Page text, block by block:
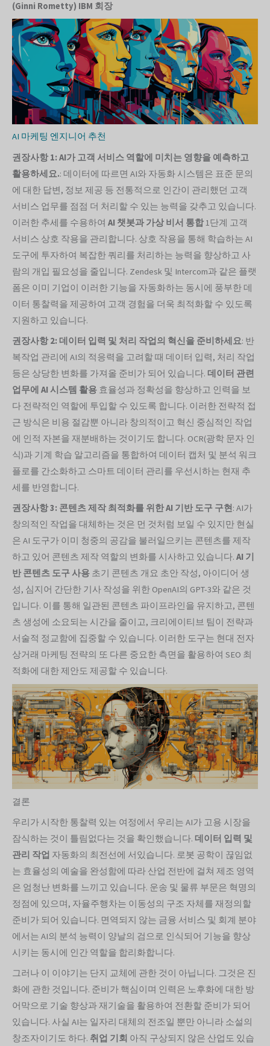
(Ginni Rometty) IBM 회장
AI 마케팅 엔지니어 추천
권장사항 1: AI가 고객 서비스 역할에 미치는 영향을 예측하고
활용하세요.: 데이터에 따르면 AI와 자동화 시스템은 표준 문의
에 대한 답변, 정보 제공 등 전통적으로 인간이 관리했던 고객
서비스 업무를 점점 더 처리할 수 있는 능력을 갖추고 있습니다.
이러한 추세를 수용하여 AI 챗봇과 가상 비서 통합1단계 고객
서비스 상호 작용을 관리합니다. 상호 작용을 통해 학습하는 AI
도구에 투자하여 복잡한 쿼리를 처리하는 능력을 향상하고 사
람의 개입 필요성을 줄입니다. Zendesk 및 Intercom과 같은 플랫
폼은 이미 기업이 이러한 기능을 자동화하는 동시에 풍부한 데
이터 통찰력을 제공하여 고객 경험을 더욱 최적화할 수 있도록
지원하고 있습니다.
권장사항 2: 데이터 입력 및 처리 작업의 혁신을 준비하세요: 반
복작업 관리에 AI의 적응력을 고려할 때 데이터 입력, 처리 작업
등은 상당한 변화를 가져올 준비가 되어 있습니다. 데이터 관련
업무에 AI 시스템 활용 효율성과 정확성을 향상하고 인력을 보
다 전략적인 역할에 투입할 수 있도록 합니다. 이러한 전략적 접
근 방식은 비용 절감뿐 아니라 창의적이고 혁신 중심적인 작업
에 인적 자본을 재분배하는 것이기도 합니다. OCR(광학 문자 인
식)과 기계 학습 알고리즘을 통합하여 데이터 캡처 및 분석 워크
플로를 간소화하고 스마트 데이터 관리를 우선시하는 현재 추
세를 반영합니다.
권장사항 3: 콘텐츠 제작 최적화를 위한 AI 기반 도구 구현: AI가
창의적인 작업을 대체하는 것은 먼 것처럼 보일 수 있지만 현실
은 AI 도구가 이미 청중의 공감을 불러일으키는 콘텐츠를 제작
하고 있어 콘텐츠 제작 역할의 변화를 시사하고 있습니다. AI 기
반 콘텐츠 도구 사용 초기 콘텐츠 개요 초안 작성, 아이디어 생
성, 심지어 간단한 기사 작성을 위한 OpenAI의 GPT-3와 같은 것
입니다. 이를 통해 일관된 콘텐츠 파이프라인을 유지하고, 콘텐
츠 생성에 소요되는 시간을 줄이고, 크리에이티브 팀이 전략과
서술적 정교함에 집중할 수 있습니다. 이러한 도구는 현대 전자
상거래 마케팅 전략의 또 다른 중요한 측면을 활용하여 SEO 최
적화에 대한 제안도 제공할 수 있습니다.
결론
우리가 시작한 통찰력 있는 여정에서 우리는 AI가 고용 시장을
잠식하는 것이 틀림없다는 것을 확인했습니다. 데이터 입력 및
관리 작업 자동화의 최전선에 서있습니다. 로봇 공학이 끊임없
는 효율성의 예술을 완성함에 따라 산업 전반에 걸쳐 제조 영역
은 엄청난 변화를 느끼고 있습니다. 운송 및 물류 부문은 혁명의
정점에 있으며, 자율주행차는 이동성의 구조 자체를 재정의할
준비가 되어 있습니다. 면역되지 않는 금융 서비스 및 회계 분야
에서는 AI의 분석 능력이 양날의 검으로 인식되어 기능을 향상
시키는 동시에 인간 역할을 합리화합니다.
그러나 이 이야기는 단지 교체에 관한 것이 아닙니다. 그것은 진
화에 관한 것입니다. 준비가 핵심이며 인력은 노후화에 대한 방
어막으로 기술 향상과 재기술을 활용하여 전환할 준비가 되어
있습니다. 사실 AI는 일자리 대체의 전조일 뿐만 아니라 소설의
창조자이기도 하다. 취업 기회 아직 구상되지 않은 산업도 있습